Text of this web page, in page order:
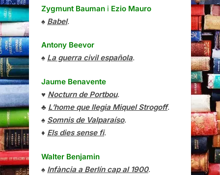
Zygmunt Bauman i Ezio Mauro
♠ Babel.
Antony Beevor
♠ La guerra civil española.
Jaume Benavente
♥ Nocturn de Portbou.
♣ L’home que llegia Miquel Strogoff.
♠ Somnis de Valparaíso.
♦ Els dies sense fi.
Walter Benjamin
♠ Infància a Berlín cap al 1900.